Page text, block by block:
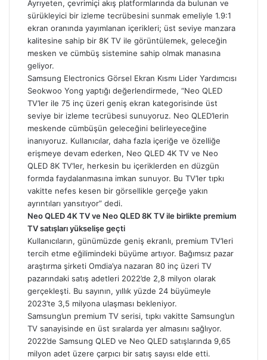
Ayrıyeten, çevrimiçi akış platformlarında da bulunan ve
sürükleyici bir izleme tecrübesini sunmak emeliyle 1.9:1
ekran oranında yayımlanan içerikleri; üst seviye manzara
kalitesine sahip bir 8K TV ile görüntülemek, geleceğin
mesken ve cümbüş sistemine sahip olmak manasına
geliyor.
Samsung Electronics Görsel Ekran Kısmı Lider Yardımcısı
Seokwoo Yong yaptığı değerlendirmede, “Neo QLED
TV’ler ile 75 inç üzeri geniş ekran kategorisinde üst
seviye bir izleme tecrübesi sunuyoruz. Neo QLED’lerin
meskende cümbüşün geleceğini belirleyeceğine
inanıyoruz. Kullanıcılar, daha fazla içeriğe ve özelliğe
erişmeye devam ederken, Neo QLED 4K TV ve Neo
QLED 8K TV’ler, herkesin bu içeriklerden en düzgün
formda faydalanmasına imkan sunuyor. Bu TV’ler tıpkı
vakitte nefes kesen bir görsellikle gerçeğe yakın
ayrıntıları yansıtıyor” dedi.
Neo QLED 4K TV ve Neo QLED 8K TV ile birlikte premium
TV satışları yükselişe geçti
Kullanıcıların, günümüzde geniş ekranlı, premium TV’leri
tercih etme eğilimindeki büyüme artıyor. Bağımsız pazar
araştırma şirketi Omdia’ya nazaran 80 inç üzeri TV
pazarındaki satış adetleri 2022’de 2,8 milyon olarak
gerçekleşti. Bu sayının, yıllık yüzde 24 büyümeyle
2023’te 3,5 milyona ulaşması bekleniyor.
Samsung’un premium TV serisi, tıpkı vakitte Samsung’un
TV sanayisinde en üst sıralarda yer almasını sağlıyor.
2022’de Samsung QLED ve Neo QLED satışlarında 9,65
milyon adet üzere çarpıcı bir satış sayısı elde etti.